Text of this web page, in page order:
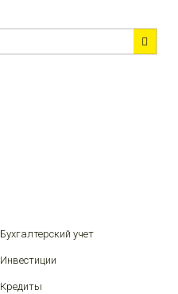
Бухгалтерский учет
Инвестиции
Кредиты